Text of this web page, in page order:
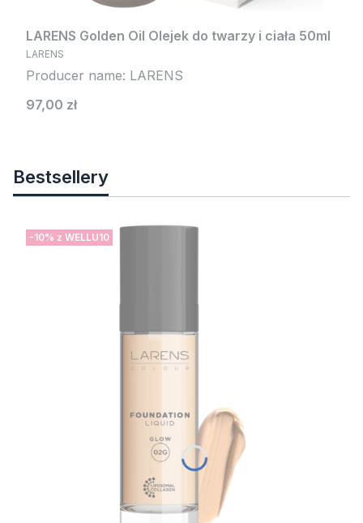
LARENS Golden Oil Olejek do twarzy i ciała 50ml
LARENS
Producer name: LARENS
Cena
97,00 zł
Bestsellery
-10% z WELLU10